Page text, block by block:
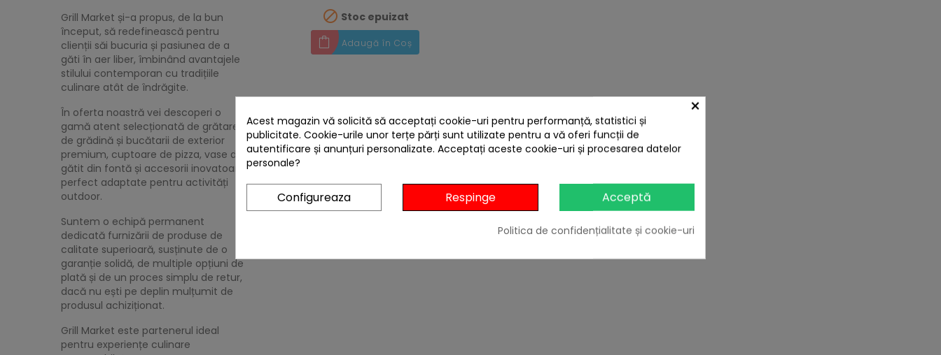
Grill Market și-a propus, de la bun
început, să redefinească pentru
clienții săi bucuria și pasiunea de a
găti în aer liber, îmbinând avantajele
stilului contemporan cu tradițiile
culinare atât de îndrăgite.
În oferta noastră vei descoperi o
gamă atent selecționată de grătare
de grădină și bucătarii de exterior
premium, cuptoare de pizza, vase de
gătit din fontă și accesorii inovatoare,
perfect adaptate pentru activități
outdoor.
Suntem o echipă permanent
dedicată furnizării de produse de
calitate superioară, susținute de o
garanție solidă, de multiple opțiuni de
plată și de un proces simplu de retur,
dacă nu ești pe deplin mulțumit de
produsul achiziționat.
Grill Market este partenerul ideal
pentru experiențe culinare
 Stoc epuizat
Adaugă în Coș
×
Acest magazin vă solicită să acceptați cookie-uri pentru performanță, statistici și
publicitate. Cookie-urile unor terțe părți sunt utilizate pentru a vă oferi funcții de
autentificare și anunțuri personalizate. Acceptați aceste cookie-uri și procesarea datelor
personale?
Configureaza Respinge Acceptă
Politica de confidențialitate și cookie-uri